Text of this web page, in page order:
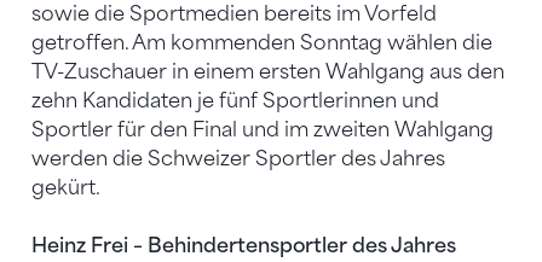
sowie die Sportmedien bereits im Vorfeld
getroffen. Am kommenden Sonntag wählen die
TV-Zuschauer in einem ersten Wahlgang aus den
zehn Kandidaten je fünf Sportlerinnen und
Sportler für den Final und im zweiten Wahlgang
werden die Schweizer Sportler des Jahres
gekürt.
Heinz Frei – Behindertensportler des Jahres